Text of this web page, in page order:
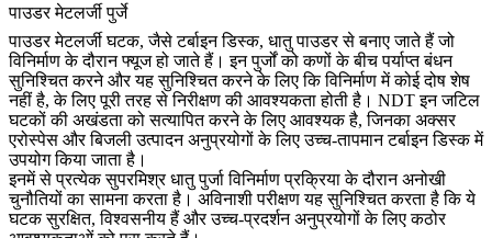
पाउडर मेटलर्जी पुर्जे
पाउडर मेटलर्जीघटक, जैसे टर्बाइन डिस्क, धातु पाउडर से बनाए जाते हैं जो
विनिर्माण के दौरान फ्यूज हो जाते हैं। इन पुर्जों को कणों के बीच पर्याप्त बंधन
सुनिश्चित करने और यह सुनिश्चित करने के लिए कि विनिर्माण में कोई दोष शेष
नहीं है, के लिए पूरी तरह से निरीक्षण की आवश्यकता होती है। NDT इन जटिल
घटकों की अखंडता को सत्यापित करने के लिए आवश्यक है, जिनका अक्सर
एरोस्पेस और बिजली उत्पादन अनुप्रयोगों के लिएउच्च-तापमान टर्बाइन डिस्कमें
उपयोग किया जाता है।
इनमें से प्रत्येक सुपरमिश्र धातु पुर्जा विनिर्माण प्रक्रिया के दौरान अनोखी
चुनौतियों का सामना करता है। अविनाशी परीक्षण यह सुनिश्चित करता है कि ये
घटक सुरक्षित, विश्वसनीय हैं और उच्च-प्रदर्शन अनुप्रयोगों के लिए कठोर